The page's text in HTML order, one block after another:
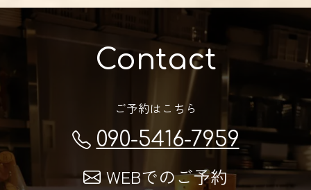
Contact
ご予約はこちら
090-5416-7959
WEBでのご予約